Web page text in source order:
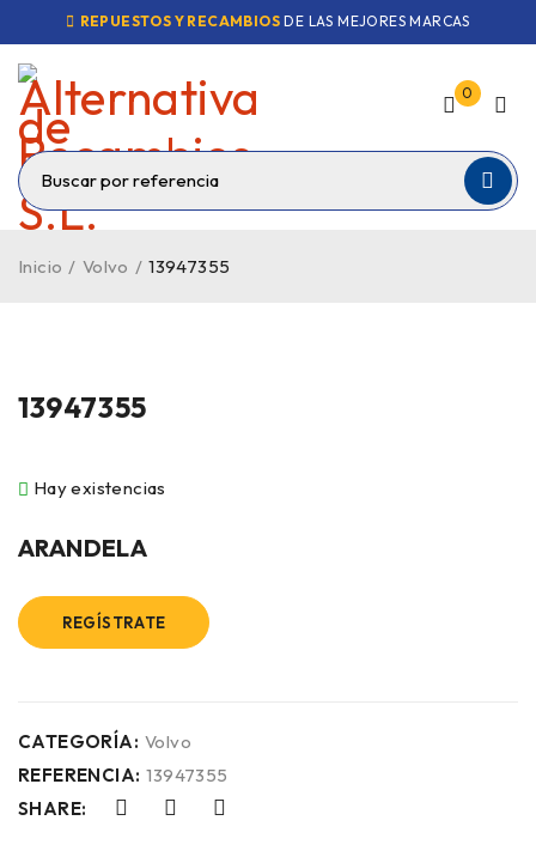
REPUESTOS Y RECAMBIOS DE LAS MEJORES MARCAS
0
Inicio / Volvo / 13947355
13947355
Hay existencias
ARANDELA
REGÍSTRATE
CATEGORÍA: Volvo
REFERENCIA: 13947355
SHARE: